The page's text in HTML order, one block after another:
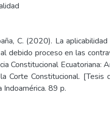
C. (2020). La
debido proceso en las
Constitucional
Corte Constitucional. [Tesis
Indoamérica. 89 p.